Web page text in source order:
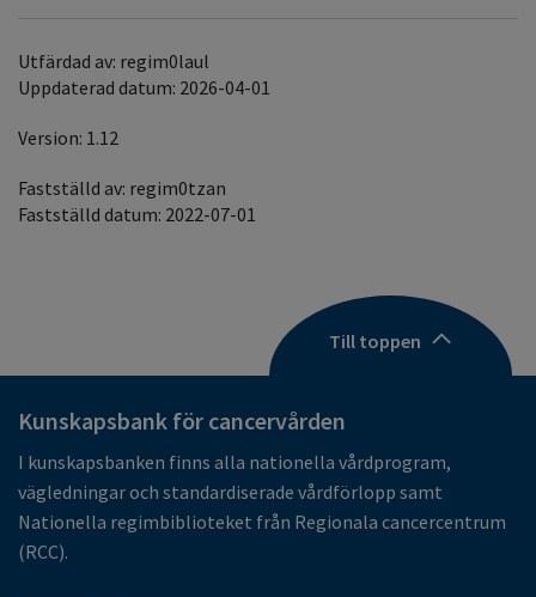
Utfärdad av: regim0laul
Uppdaterad datum: 2026-04-01
Version: 1.12
Fastställd av: regim0tzan
Fastställd datum: 2022-07-01
Till toppen
Kunskapsbank för cancervården
I kunskapsbanken finns alla nationella vårdprogram,
vägledningar och standardiserade vårdförlopp samt
Nationella regimbiblioteket från Regionala cancercentrum
(RCC).